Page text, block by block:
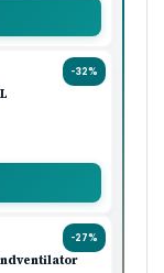
-32%
-27%